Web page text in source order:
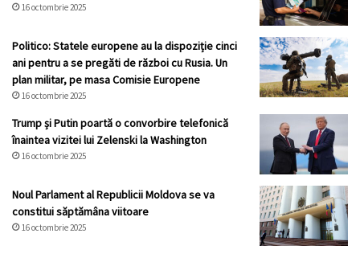
16 octombrie 2025
Politico: Statele europene au la dispoziție cinci
ani pentru a se pregăti de război cu Rusia. Un
plan militar, pe masa Comisie Europene
16 octombrie 2025
Trump și Putin poartă o convorbire telefonică
înaintea vizitei lui Zelenski la Washington
16 octombrie 2025
Noul Parlament al Republicii Moldova se va
constitui săptămâna viitoare
16 octombrie 2025